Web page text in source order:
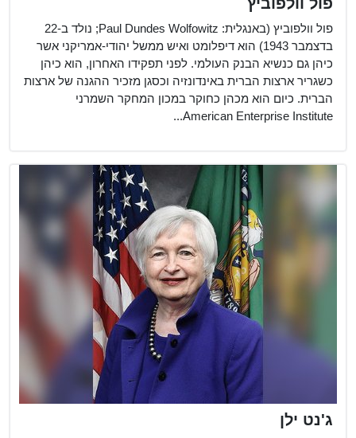
פול וולפוביץ (באנגלית: Paul Dundes Wolfowitz; נולד ב-22
בדצמבר 1943) הוא דיפלומט ואיש ממשל יהודי-אמריקני אשר
כיהן גם כנשיא הבנק העולמי. לפני תפקידו האחרון, הוא כיהן
כשגריר ארצות הברית באינדונזיה וכסגן מזכיר ההגנה של ארצות
הברית. כיום הוא מכהן כחוקר במכון המחקר השמרני
American Enterprise Institute...
ג'נט ילן